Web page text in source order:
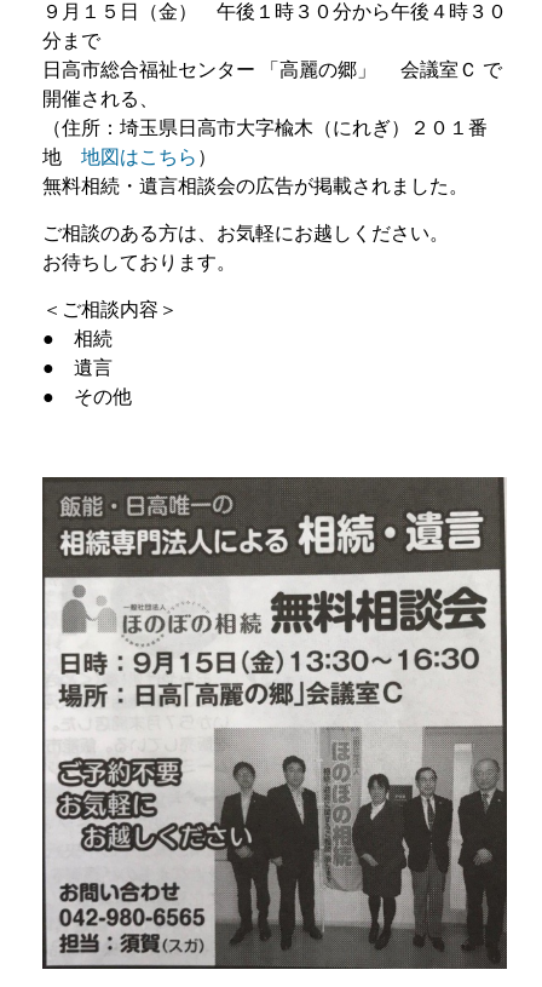
９月１５日（金） 午後１時３０分から午後４時３０
分まで
日高市総合福祉センター 「高麗の郷」 会議室Ｃ で
開催される、
（住所：埼玉県日高市大字楡木（にれぎ）２０１番
地 地図はこちら ）
無料相続・遺言相談会の広告が掲載されました。
ご相談のある方は、お気軽にお越しください。
お待ちしております。
＜ご相談内容＞
● 相続
● 遺言
● その他